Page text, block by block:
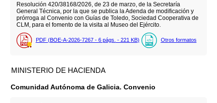
Resolución 420/38168/2026, de 23 de marzo, de la Secretaría
General Técnica, por la que se publica la Adenda de modificación y
prórroga al Convenio con Guías de Toledo, Sociedad Cooperativa de
CLM, para el fomento de la visita al Museo del Ejército.
PDF (BOE-A-2026-7267 - 6 págs. - 221 KB) Otros formatos
MINISTERIO DE HACIENDA
Comunidad Autónoma de Galicia. Convenio